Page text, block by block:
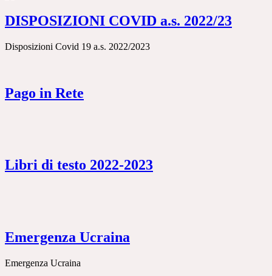
DISPOSIZIONI COVID a.s. 2022/23
Disposizioni Covid 19 a.s. 2022/2023
Pago in Rete
Libri di testo 2022-2023
Emergenza Ucraina
Emergenza Ucraina